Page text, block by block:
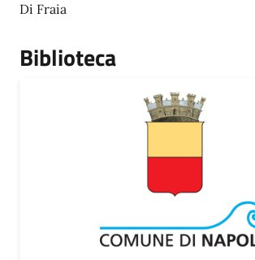
Di Fraia
Biblioteca